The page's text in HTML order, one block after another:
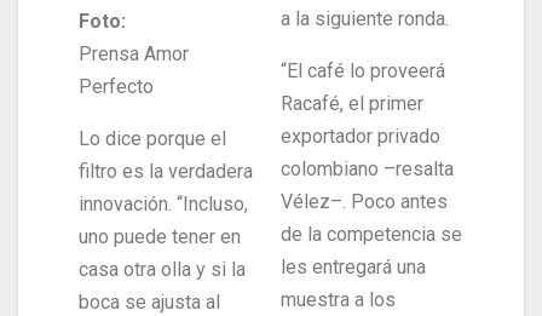
Foto:
Prensa Amor
Perfecto
Lo dice porque el
filtro es la verdadera
innovación. “Incluso,
uno puede tener en
casa otra olla y si la
boca se ajusta al
a la siguiente ronda.
“El café lo proveerá
Racafé, el primer
exportador privado
colombiano –resalta
Vélez–. Poco antes
de la competencia se
les entregará una
muestra a los